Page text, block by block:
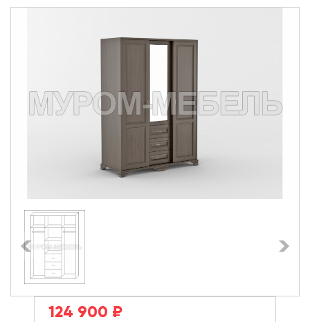
124 900 ₽